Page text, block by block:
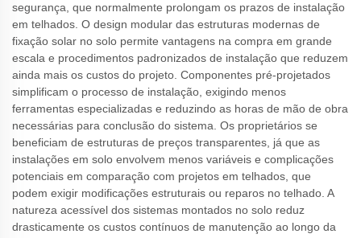
segurança, que normalmente prolongam os prazos de instalação
em telhados. O design modular das estruturas modernas de
fixação solar no solo permite vantagens na compra em grande
escala e procedimentos padronizados de instalação que reduzem
ainda mais os custos do projeto. Componentes pré-projetados
simplificam o processo de instalação, exigindo menos
ferramentas especializadas e reduzindo as horas de mão de obra
necessárias para conclusão do sistema. Os proprietários se
beneficiam de estruturas de preços transparentes, já que as
instalações em solo envolvem menos variáveis e complicações
potenciais em comparação com projetos em telhados, que
podem exigir modificações estruturais ou reparos no telhado. A
natureza acessível dos sistemas montados no solo reduz
drasticamente os custos contínuos de manutenção ao longo da